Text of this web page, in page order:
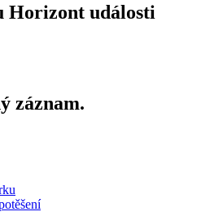
Horizont události
záznam.